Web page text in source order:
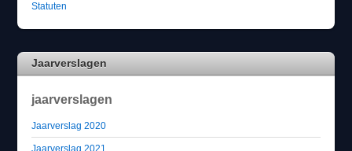
Statuten
Jaarverslagen
jaarverslagen
Jaarverslag 2020
Jaarverslag 2021